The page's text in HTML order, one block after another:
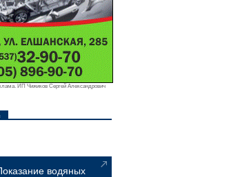
ИП Чижиков Сергей Александрович
водяных